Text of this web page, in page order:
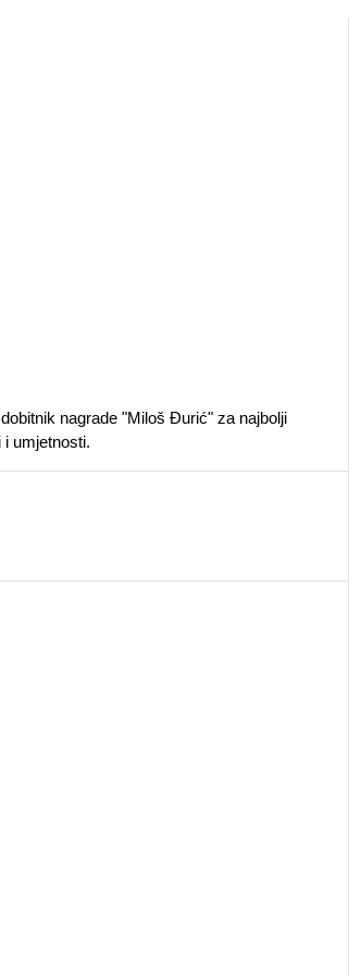
nagrade "Miloš Đurić" za najbolji
umjetnosti.